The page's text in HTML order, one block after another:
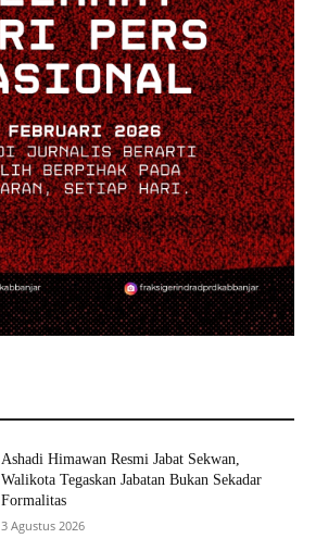
Ashadi Himawan Resmi Jabat Sekwan,
Walikota Tegaskan Jabatan Bukan Sekadar
Formalitas
3 Agustus 2026